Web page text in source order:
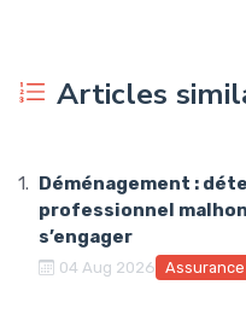
Articles
Déménagement :
professionnel
s’engager
04 Aug 2026 Assurance